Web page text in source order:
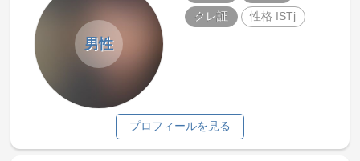
男性
クレ証
性格 ISTj
プロフィールを見る